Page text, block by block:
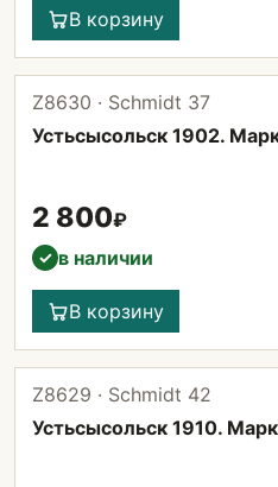
В корзину
Z8630 · Schmidt 37
Устьсысольск 1902.
2 800₽
✓ в наличии
В корзину
Z8629 · Schmidt 42
Устьсысольск 1910.